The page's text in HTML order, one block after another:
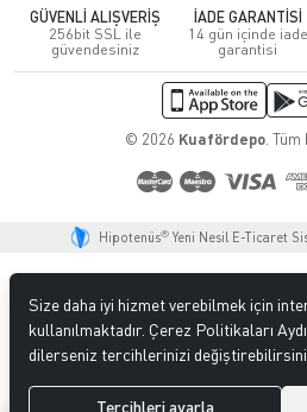
GÜVENLİ ALIŞVERİŞ
256bit SSL ile
güvendesiniz
İADE GARANTİSİ
14 gün içinde iade
garantisi
© 2026 Kuafördepo. Tüm
Hipotenüs® Yeni Nesil E-Ticaret
Size daha iyi hizmet verebilmek için
kullanılmaktadır. Çerez Politikaları
dilerseniz tercihlerinizi
Tercihleri ayarla